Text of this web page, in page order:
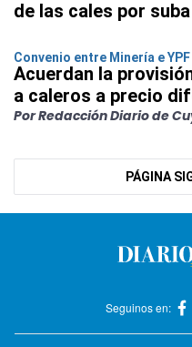
de las cales por
Convenio entre Minería e YPF
Acuerdan la
a caleros a precio
Por Redacción Diario de
PÁGINA
Seguinos en: